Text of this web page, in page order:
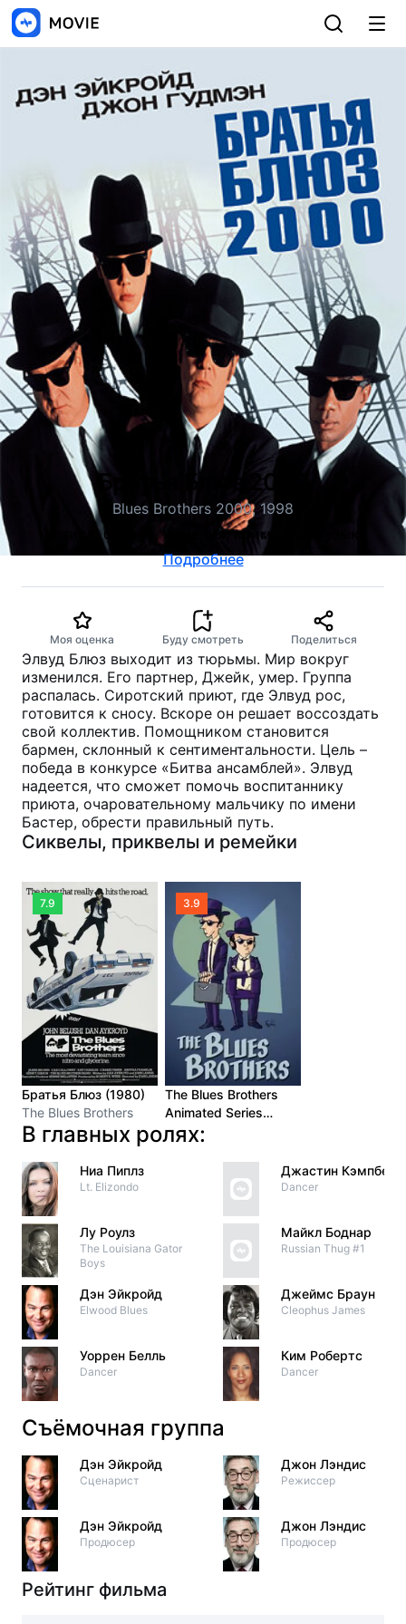
Братья Блюз 2000
Blues Brothers 2000, 1998
мюзикл, боевик, комедия, криминал, музыка
Подробнее
Моя оценка Буду смотреть Поделиться
Элвуд Блюз выходит из тюрьмы. Мир вокруг
изменился. Его партнер, Джейк, умер. Группа
распалась. Сиротский приют, где Элвуд рос,
готовится к сносу. Вскоре он решает воссоздать
свой коллектив. Помощником становится
бармен, склонный к сентиментальности. Цель –
победа в конкурсе «Битва ансамблей». Элвуд
надеется, что сможет помочь воспитаннику
приюта, очаровательному мальчику по имени
Бастер, обрести правильный путь.
Сиквелы, приквелы и ремейки
7.9
Братья Блюз (1980)
The Blues Brothers
3.9
The Blues Brothers
Animated Series
(1997)
В главных ролях:
Ниа Пиплз
Lt. Elizondo
Лу Роулз
The Louisiana Gator
Boys
Дэн Эйкройд
Elwood Blues
Уоррен Белль
Dancer
Джастин Кэмпбелл
Dancer
Майкл Боднар
Russian Thug #1
Джеймс Браун
Cleophus James
Ким Робертс
Dancer
Съёмочная группа
Дэн Эйкройд
Сценарист
Дэн Эйкройд
Продюсер
Джон Лэндис
Режиссер
Джон Лэндис
Продюсер
Рейтинг фильма